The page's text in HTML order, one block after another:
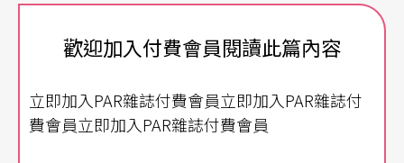
nel）、前紐約愛樂中提琴首席現任教於茱莉亞音樂
保羅．紐鮑爾（Paul Neubar）、邁阿密絃樂四
提琴家凱斯．羅賓遜（Keith Robinson）、韓國大
歡迎加入付費會員閱讀此篇內容
立即加入PAR雜誌付費會員立即加入PAR雜誌付
費會員立即加入PAR雜誌付費會員